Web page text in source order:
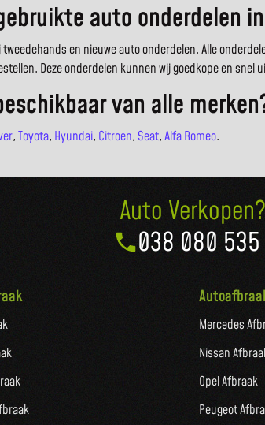
auto onderdelen
en nieuwe auto onderdelen. Alle
Deze onderdelen kunnen wij goedkope en snel
van alle
,Toyota, Hyundai, Citroen, Seat,Alfa Romeo.
Auto Verkopen?
038 080 535
Mercedes
Nissan
Opel Afbraak
Peugeot